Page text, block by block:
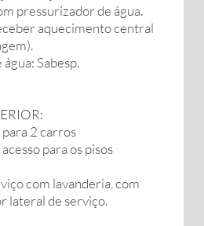
pressurizador de água.
aquecimento central
Sabesp.
2 carros
para os pisos
com lavanderia, com
lateral de serviço.